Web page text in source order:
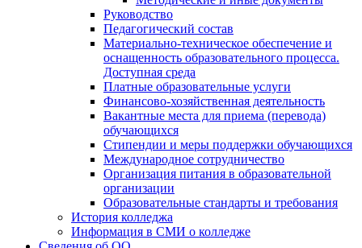
Руководство
Педагогический состав
Материально-техническое обеспечение и
оснащенность образовательного процесса.
Доступная среда
Платные образовательные услуги
Финансово-хозяйственная деятельность
Вакантные места для приема (перевода)
обучающихся
Стипендии и меры поддержки обучающихся
Международное сотрудничество
Организация питания в образовательной
организации
Образовательные стандарты и требования
История колледжа
Информация в СМИ о колледже